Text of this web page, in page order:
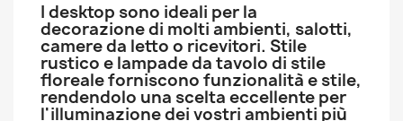
I desktop sono ideali per la
decorazione di molti ambienti, salotti,
camere da letto o ricevitori. Stile
rustico e lampade da tavolo di stile
floreale forniscono funzionalità e stile,
rendendolo una scelta eccellente per
l'illuminazione dei vostri ambienti più